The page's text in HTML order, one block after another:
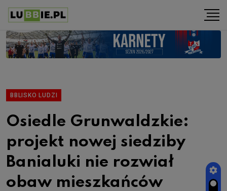
BBLISKO LUDZI
Osiedle Grunwaldzkie:
projekt nowej siedziby
Banialuki nie rozwiał
obaw mieszkańców